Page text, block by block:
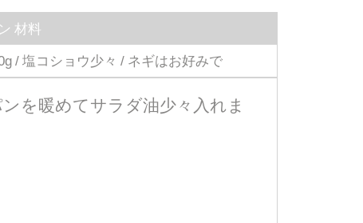
材料
/ 塩コショウ少々 / ネギはお好みで
を暖めてサラダ油少々入れま